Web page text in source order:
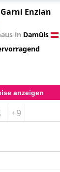
Enzian
in Damüls
anzeigen
+9